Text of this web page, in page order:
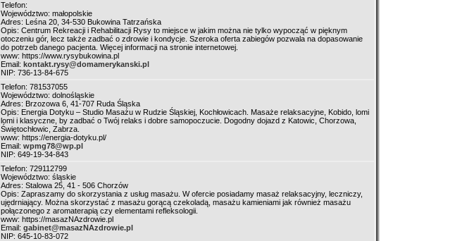
Telefon:
Województwo: małopolskie
Adres: Leśna 20, 34-530 Bukowina Tatrzańska
Opis: Centrum Rekreacji i Rehabilitacji Rysy to miejsce w jakim można nie tylko wypocząć w pięknym
otoczeniu gór, lecz także zadbać o zdrowie i kondycje. Szeroka oferta zabiegów pozwala na dopasowanie
do potrzeb danego pacjenta. Więcej informacji na stronie internetowej.
www: https://www.rysybukowina.pl
Email: kontakt.rysy@domamerykanski.pl
NIP: 736-13-84-675
Telefon: 781537055
Województwo: dolnośląskie
Adres: Brzozowa 6, 41-707 Ruda Śląska
Opis: Energia Dotyku – Studio Masażu w Rudzie Śląskiej, Kochłowicach. Masaże relaksacyjne, Kobido, lomi
lomi i klasyczne, by zadbać o Twój relaks i dobre samopoczucie. Dogodny dojazd z Katowic, Chorzowa,
Świętochłowic, Zabrza.
www: https://energia-dotyku.pl/
Email: wpmg78@wp.pl
NIP: 649-19-34-843
Telefon: 729112799
Województwo: śląskie
Adres: Stalowa 25, 41 - 506 Chorzów
Opis: Zapraszamy do skorzystania z usług masażu. W ofercie posiadamy masaż relaksacyjny, leczniczy,
ujędrniający. Można skorzystać z masażu gorącą czekoladą, masażu kamieniami jak również masażu
połączonego z aromaterapią czy elementami refleksologii.
www: https://masazNAzdrowie.pl
Email: gabinet@masazNAzdrowie.pl
NIP: 645-10-83-072